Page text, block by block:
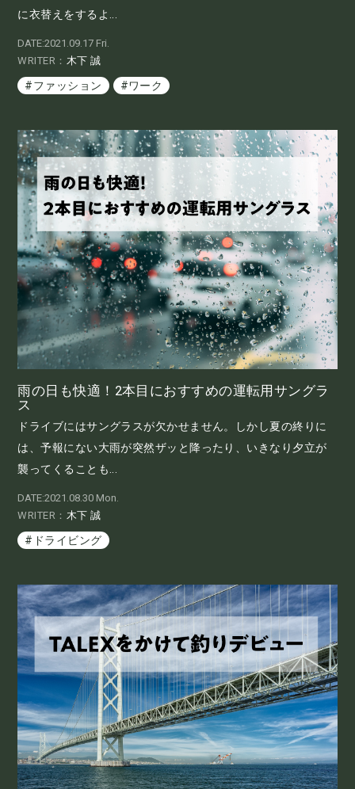
に衣替えをするよ...
DATE:2021.09.17 Fri.
WRITER： 木下 誠
#ファッション #ワーク
雨の日も快適！2本目におすすめの運転用サングラ
ス
ドライブにはサングラスが欠かせません。しかし夏の終りに
は、予報にない大雨が突然ザッと降ったり、いきなり夕立が
襲ってくることも...
DATE:2021.08.30 Mon.
WRITER： 木下 誠
#ドライビング